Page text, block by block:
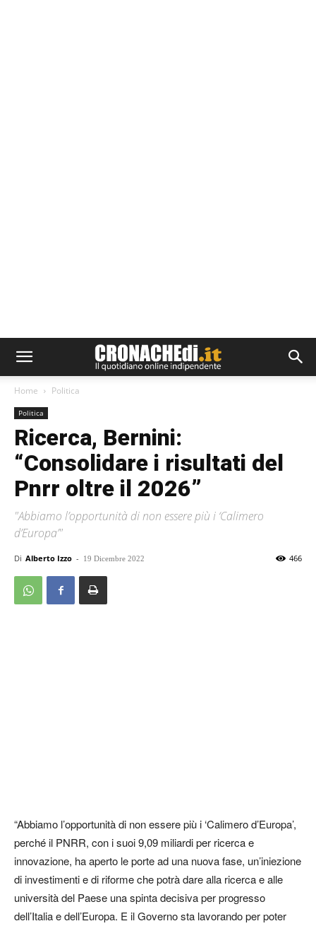
Home Politica
Politica
Ricerca, Bernini:
“Consolidare i risultati del
Pnrr oltre il 2026”
"Abbiamo l’opportunità di non essere più i ‘Calimero
d’Europa’"
Di Alberto Izzo - 19 Dicembre 2022 466
“Abbiamo l’opportunità di non essere più i ‘Calimero d’Europa’,
perché il PNRR, con i suoi 9,09 miliardi per ricerca e
innovazione, ha aperto le porte ad una nuova fase, un’iniezione
di investimenti e di riforme che potrà dare alla ricerca e alle
università del Paese una spinta decisiva per progresso
dell’Italia e dell’Europa. E il Governo sta lavorando per poter